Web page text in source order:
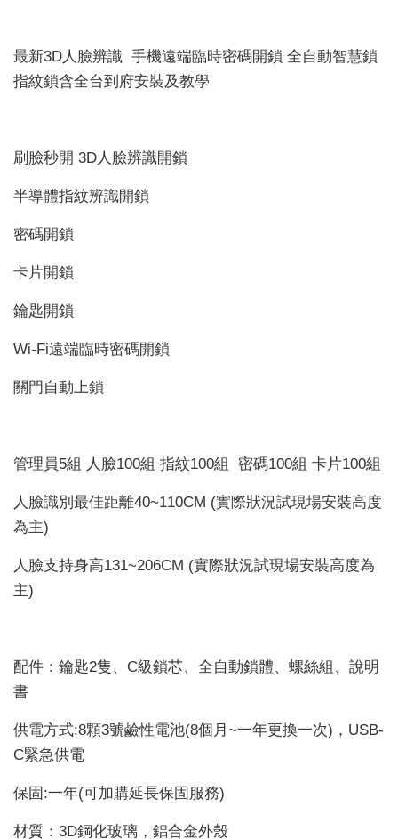
最新3D人臉辨識 手機遠端臨時密碼開鎖 全自動智慧鎖
指紋鎖含全台到府安裝及教學
刷臉秒開 3D人臉辨識開鎖
半導體指紋辨識開鎖
密碼開鎖
卡片開鎖
鑰匙開鎖
Wi-Fi遠端臨時密碼開鎖
關門自動上鎖
管理員5組 人臉100組 指紋100組 密碼100組 卡片100組
人臉識別最佳距離40~110CM (實際狀況試現場安裝高度
為主)
人臉支持身高131~206CM (實際狀況試現場安裝高度為
主)
配件：鑰匙2隻、C級鎖芯、全自動鎖體、螺絲組、說明
書
供電方式:8顆3號鹼性電池(8個月~一年更換一次)，USB-
C緊急供電
保固:一年(可加購延長保固服務)
材質：3D鋼化玻璃，鋁合金外殼